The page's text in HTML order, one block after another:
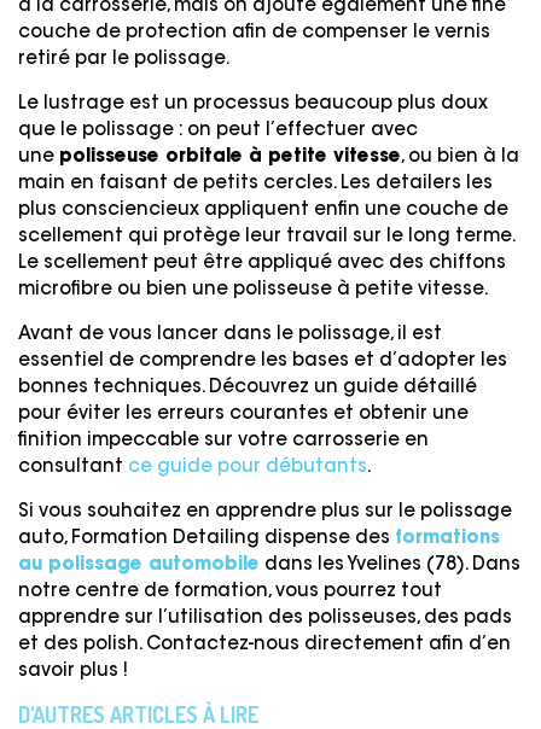
à la carrosserie, mais on ajoute également une fine
couche de protection afin de compenser le vernis
retiré par le polissage.
Le lustrage est un processus beaucoup plus doux
que le polissage : on peut l’effectuer avec
une polisseuse orbitale à petite vitesse, ou bien à la
main en faisant de petits cercles. Les detailers les
plus consciencieux appliquent enfin une couche de
scellement qui protège leur travail sur le long terme.
Le scellement peut être appliqué avec des chiffons
microfibre ou bien une polisseuse à petite vitesse.
Avant de vous lancer dans le polissage, il est
essentiel de comprendre les bases et d’adopter les
bonnes techniques. Découvrez un guide détaillé
pour éviter les erreurs courantes et obtenir une
finition impeccable sur votre carrosserie en
consultant ce guide pour débutants.
Si vous souhaitez en apprendre plus sur le polissage
auto, Formation Detailing dispense des formations
au polissage automobile dans les Yvelines (78). Dans
notre centre de formation, vous pourrez tout
apprendre sur l’utilisation des polisseuses, des pads
et des polish. Contactez-nous directement afin d’en
savoir plus !
D'AUTRES ARTICLES À LIRE